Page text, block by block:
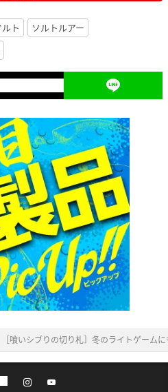
ト
ソルトルアー
［喰いシブりの切り札］冬のライトゲーム